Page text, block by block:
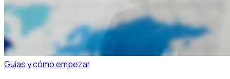
Guías y cómo empezar